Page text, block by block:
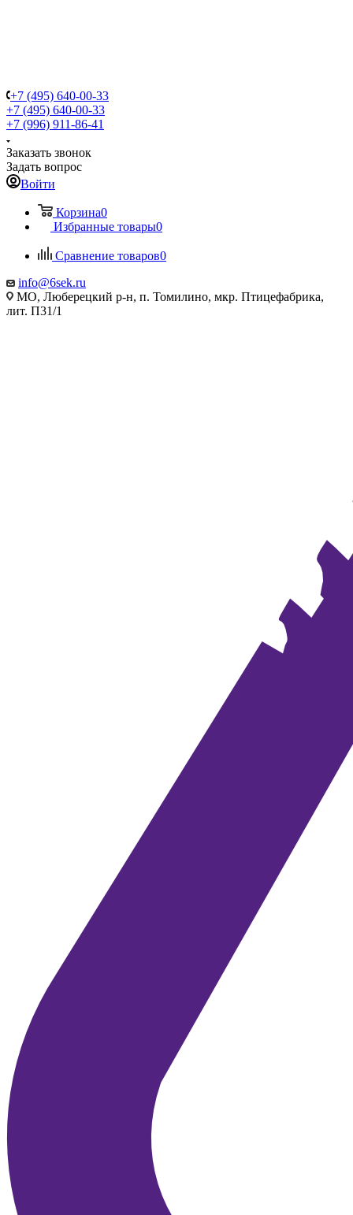
+7 (495) 640-00-33
+7 (495) 640-00-33
+7 (996) 911-86-41
Заказать звонок
Задать вопрос
Войти
Корзина0
Избранные товары0
Сравнение товаров0
info@6sek.ru
МО, Люберецкий р-н, п. Томилино, мкр. Птицефабрика,
лит. П31/1